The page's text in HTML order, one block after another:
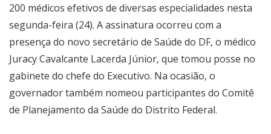
200 médicos efetivos de diversas especialidades nesta
segunda-feira (24). A assinatura ocorreu com a
presença do novo secretário de Saúde do DF, o médico
Juracy Cavalcante Lacerda Júnior, que tomou posse no
gabinete do chefe do Executivo. Na ocasião, o
governador também nomeou participantes do Comitê
de Planejamento da Saúde do Distrito Federal.